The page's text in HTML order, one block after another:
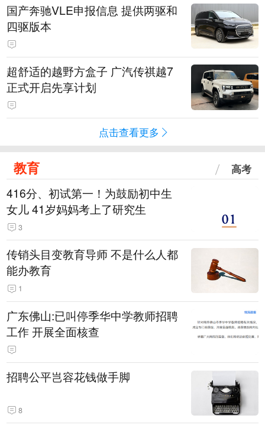
国产奔驰VLE申报信息 提供两驱和
四驱版本
超舒适的越野方盒子 广汽传祺越7
正式开启先享计划
点击查看更多
教育 高考
416分、初试第一！为鼓励初中生
女儿 41岁妈妈考上了研究生
3
传销头目变教育导师 不是什么人都
能办教育
1
广东佛山:已叫停季华中学教师招聘
工作 开展全面核查
招聘公平岂容花钱做手脚
8